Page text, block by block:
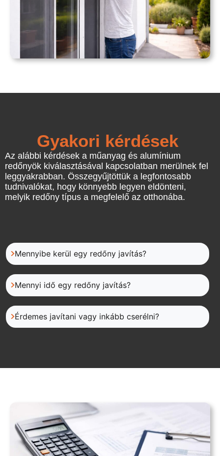
Gyakori kérdések
Az alábbi kérdések a műanyag és alumínium
redőnyök kiválasztásával kapcsolatban merülnek fel
leggyakrabban. Összegyűjtöttük a legfontosabb
tudnivalókat, hogy könnyebb legyen eldönteni,
melyik redőny típus a megfelelő az otthonába.
Mennyibe kerül egy redőny javítás?
Mennyi idő egy redőny javítás?
Érdemes javítani vagy inkább cserélni?